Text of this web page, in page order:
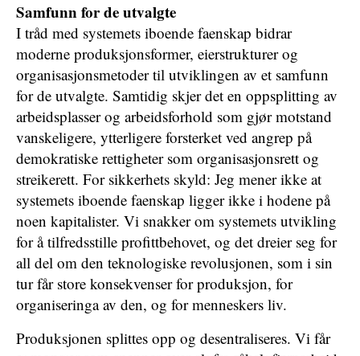
Samfunn for de utvalgte
I tråd med systemets iboende faenskap bidrar
moderne produksjonsformer, eierstrukturer og
organisasjonsmetoder til utviklingen av et samfunn
for de utvalgte. Samtidig skjer det en oppsplitting av
arbeidsplasser og arbeidsforhold som gjør motstand
vanskeligere, ytterligere forsterket ved angrep på
demokratiske rettigheter som organisasjonsrett og
streikerett. For sikkerhets skyld: Jeg mener ikke at
systemets iboende faenskap ligger ikke i hodene på
noen kapitalister. Vi snakker om systemets utvikling
for å tilfredsstille profittbehovet, og det dreier seg for
all del om den teknologiske revolusjonen, som i sin
tur får store konsekvenser for produksjon, for
organiseringa av den, og for menneskers liv.
Produksjonen splittes opp og desentraliseres. Vi får